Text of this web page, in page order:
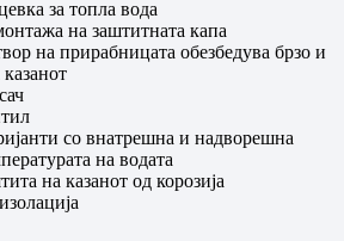
за топла вода
на заштитната капа
на прирабницата обезбедува брзо и
со внатрешна и надворешна
на водата
на казанот од корозија